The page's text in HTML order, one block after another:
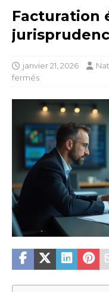
Facturation
janvier 21, 2026
fermés